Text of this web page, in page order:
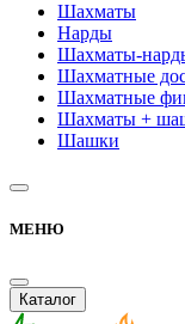
Шахматы
Нарды
Шахматы-
Шахматные
Шахматные
Шахматы +
Шашки
МЕНЮ
Каталог